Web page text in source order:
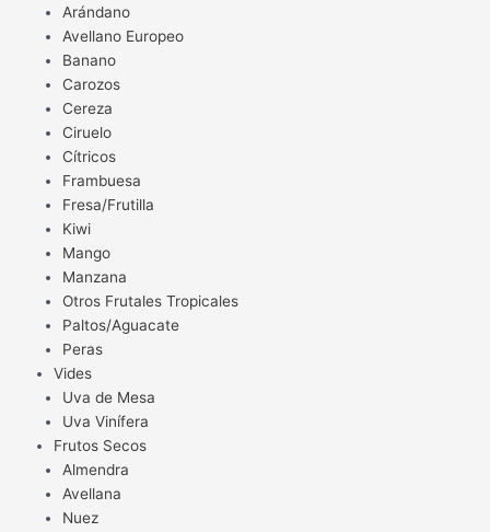
Arándano
Avellano Europeo
Banano
Carozos
Cereza
Ciruelo
Cítricos
Frambuesa
Fresa/Frutilla
Kiwi
Mango
Manzana
Otros Frutales Tropicales
Paltos/Aguacate
Peras
Vides
Uva de Mesa
Uva Vinífera
Frutos Secos
Almendra
Avellana
Nuez